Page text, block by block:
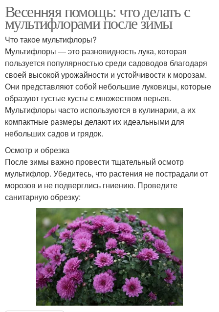
Весенняя помощь: что делать с
мультифлорами после зимы
Что такое мультифлоры?
Мультифлоры — это разновидность лука, которая
пользуется популярностью среди садоводов благодаря
своей высокой урожайности и устойчивости к морозам.
Они представляют собой небольшие луковицы, которые
образуют густые кусты с множеством перьев.
Мультифлоры часто используются в кулинарии, а их
компактные размеры делают их идеальными для
небольших садов и грядок.
Осмотр и обрезка
После зимы важно провести тщательный осмотр
мультифлор. Убедитесь, что растения не пострадали от
морозов и не подверглись гниению. Проведите
санитарную обрезку: